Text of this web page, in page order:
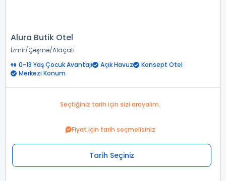
Alura Butik Otel
İzmir Çeşme Alaçatı
0-13 Yaş Çocuk Avantajı
Açık Havuz
Konsept Otel
Merkezi Konum
Seçtiğiniz tarih için sizi arayalım.
Fiyat için tarih seçmelisiniz
Tarih Seçiniz